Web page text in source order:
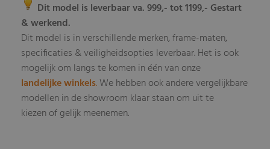
Dit model is leverbaar va. 999,- tot 1199,- Gestart
& werkend.
Dit model is in verschillende merken, frame-maten,
specificaties & veiligheidsopties leverbaar. Het is ook
mogelijk om langs te komen in één van onze
landelijke winkels.We hebben ook andere vergelijkbare
modellen in de showroom klaar staan om uit te
kiezen of gelijk meenemen.